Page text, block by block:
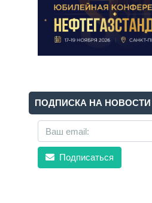
ПОДПИСКА НА НОВОСТИ
Подписаться